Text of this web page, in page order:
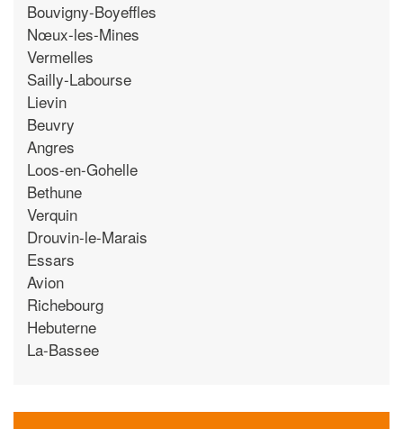
Bouvigny-Boyeffles
Nœux-les-Mines
Vermelles
Sailly-Labourse
Lievin
Beuvry
Angres
Loos-en-Gohelle
Bethune
Verquin
Drouvin-le-Marais
Essars
Avion
Richebourg
Hebuterne
La-Bassee